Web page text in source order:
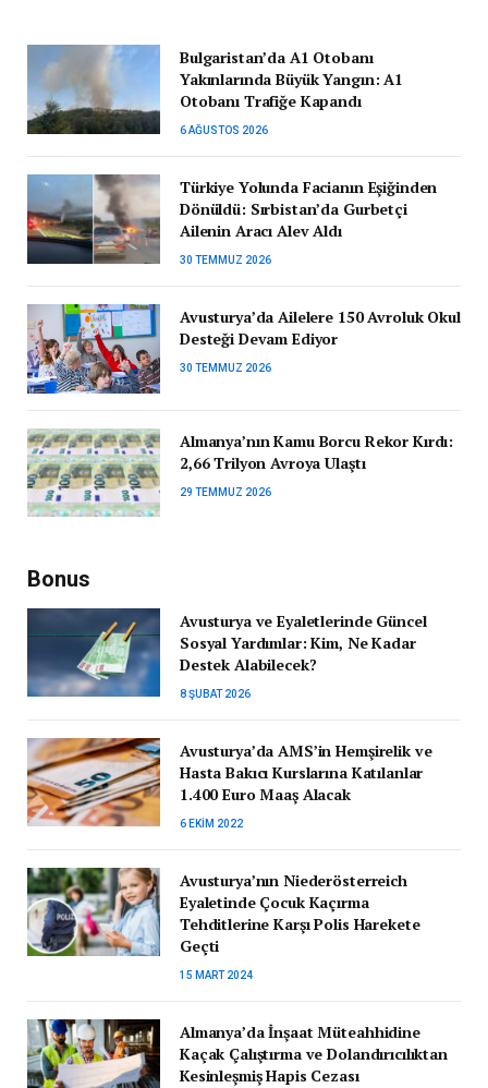
Bulgaristan’da A1 Otobanı
Yakınlarında Büyük Yangın: A1
Otobanı Trafiğe Kapandı
6 AĞUSTOS 2026
Türkiye Yolunda Facianın Eşiğinden
Dönüldü: Sırbistan’da Gurbetçi
Ailenin Aracı Alev Aldı
30 TEMMUZ 2026
Avusturya’da Ailelere 150 Avroluk Okul
Desteği Devam Ediyor
30 TEMMUZ 2026
Almanya’nın Kamu Borcu Rekor Kırdı:
2,66 Trilyon Avroya Ulaştı
29 TEMMUZ 2026
Bonus
Avusturya ve Eyaletlerinde Güncel
Sosyal Yardımlar: Kim, Ne Kadar
Destek Alabilecek?
8 ŞUBAT 2026
Avusturya’da AMS’in Hemşirelik ve
Hasta Bakıcı Kurslarına Katılanlar
1.400 Euro Maaş Alacak
6 EKIM 2022
Avusturya’nın Niederösterreich
Eyaletinde Çocuk Kaçırma
Tehditlerine Karşı Polis Harekete
Geçti
15 MART 2024
Almanya’da İnşaat Müteahhidine
Kaçak Çalıştırma ve Dolandırıcılıktan
Kesinleşmiş Hapis Cezası